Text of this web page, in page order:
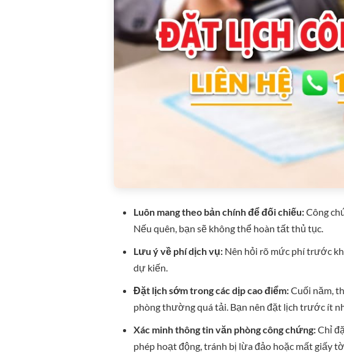
Luôn mang theo bản chính để đối chiếu:Công
Nếu quên, bạn sẽ không thể hoàn tất thủ tục.
Lưu ý về phí dịch vụ:Nên hỏi rõ mức phí trước
dự kiến.
Đặt lịch sớm trong các dịp cao điểm:Cuối năm,
phòng thường quá tải. Bạn nên đặt lịch trước ít
Xác minh thông tin văn phòng công chứng:Chỉ
phép hoạt động, tránh bị lừa đảo hoặc mất giấy